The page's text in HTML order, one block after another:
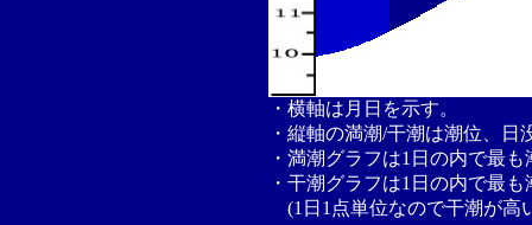
・横軸は月日を示す。
・縦軸の満潮/干潮は潮位、
・満潮グラフは1日の内で最
・干潮グラフは1日の内で最
(1日1点単位なので干潮が高